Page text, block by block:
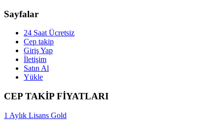
Sayfalar
24 Saat Ücretsiz
Cep takip
Giriş Yap
İletişim
Satın Al
Yükle
CEP TAKİP FİYATLARI
1 Aylık Lisans Gold